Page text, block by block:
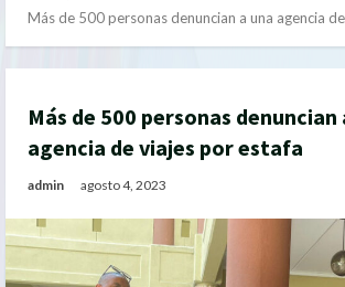
Más de 500 personas denuncian a una agencia
Más de 500 personas denuncian
agencia de viajes por estafa
admin agosto 4, 2023